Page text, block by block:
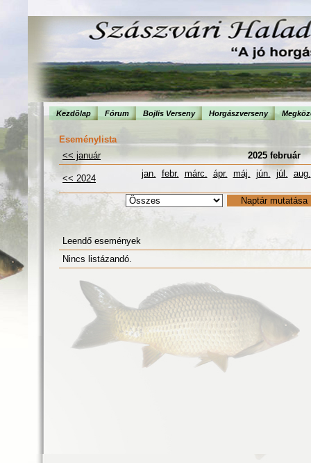
Kezdõlap Fórum Bojlis Verseny Horgászverseny
Eseménylista
<< január
2025 február
<< 2024 jan. febr. márc. ápr. máj. jún. júl. aug.
Leendő események
Nincs listázandó.